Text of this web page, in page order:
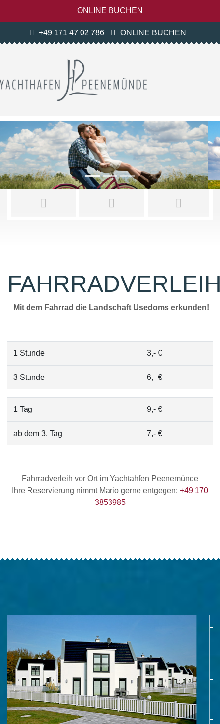
ONLINE BUCHEN
+49 171 47 02 786 ONLINE BUCHEN
Previous Next
Mit dem Fahrrad die Landschaft Usedoms erkunden!
1 Stunde 3,- €
3 Stunde 6,- €
1 Tag 9,- €
ab dem 3. Tag 7,- €
Fahrradverleih vor Ort im Yachtahfen Peenemünde
Ihre Reservierung nimmt Mario gerne entgegen: +49 170
3853985